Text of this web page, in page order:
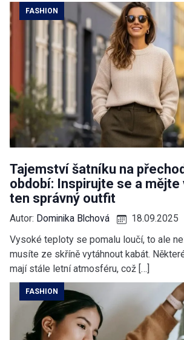
FASHION
Tajemství šatníku na
období: Inspirujte se a mějte
ten správný outfit
Autor: Dominika Blchová
18.09.2025
Vysoké teploty se pomalu loučí, to ale
musíte ze skříně vytáhnout kabát.
mají stále letní atmosféru, což […]
FASHION